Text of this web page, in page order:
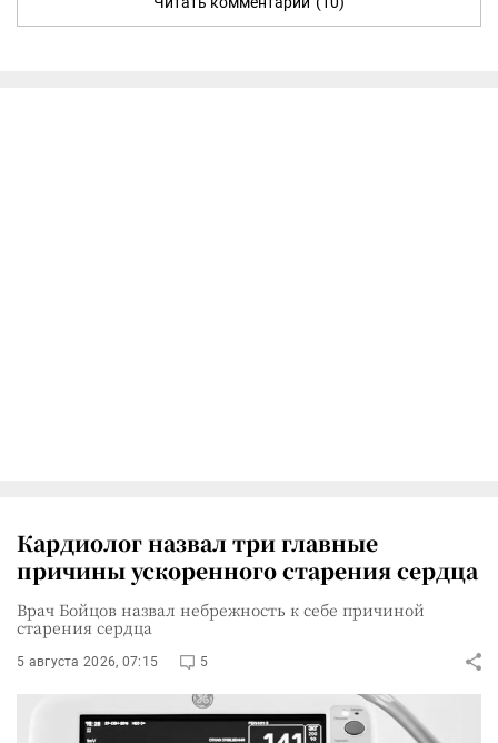
Кардиолог назвал три главные
причины ускоренного старения сердца
Врач Бойцов назвал небрежность к себе причиной
старения сердца
5 августа 2026, 07:15 5